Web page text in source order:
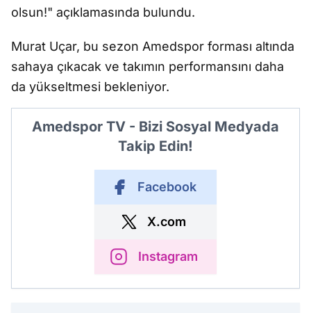
olsun!" açıklamasında bulundu.
Murat Uçar, bu sezon Amedspor forması altında
sahaya çıkacak ve takımın performansını daha
da yükseltmesi bekleniyor.
Amedspor TV - Bizi Sosyal Medyada
Takip Edin!
Facebook
X.com
Instagram